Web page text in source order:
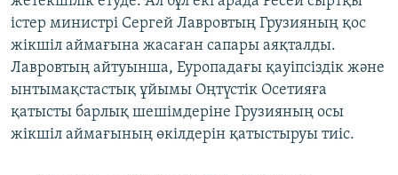
ЖАЗЫЛЫҢЫЗ
Басқа тілдерде
істер министрі Сергей Лавровтың Грузияның қос
жікшіл аймағына жасаған сапары аяқталды.
Лавровтың айтуынша, Еуропадағы қауіпсіздік және
ынтымақстастық ұйымы Оңтүстік Осетияға
қатысты барлық шешімдеріне Грузияның осы
жікшіл аймағының өкілдерін қатыстыруы тиіс.